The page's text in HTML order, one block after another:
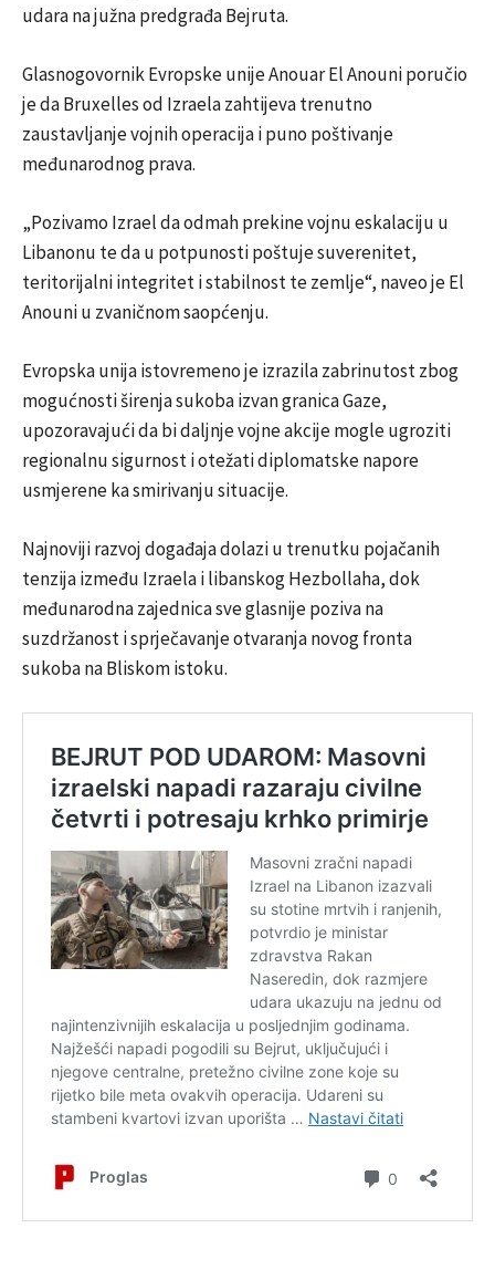
udara na južna predgrađa Bejruta.
Glasnogovornik Evropske unije Anouar El Anouni poručio
je da Bruxelles od Izraela zahtijeva trenutno
zaustavljanje vojnih operacija i puno poštivanje
međunarodnog prava.
„Pozivamo Izrael da odmah prekine vojnu eskalaciju u
Libanonu te da u potpunosti poštuje suverenitet,
teritorijalni integritet i stabilnost te zemlje“, naveo je El
Anouni u zvaničnom saopćenju.
Evropska unija istovremeno je izrazila zabrinutost zbog
mogućnosti širenja sukoba izvan granica Gaze,
upozoravajući da bi daljnje vojne akcije mogle ugroziti
regionalnu sigurnost i otežati diplomatske napore
usmjerene ka smirivanju situacije.
Najnoviji razvoj događaja dolazi u trenutku pojačanih
tenzija između Izraela i libanskog Hezbollaha, dok
međunarodna zajednica sve glasnije poziva na
suzdržanost i sprječavanje otvaranja novog fronta
sukoba na Bliskom istoku.